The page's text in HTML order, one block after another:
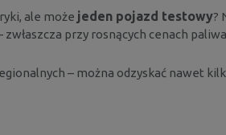
ale może jeden pojazd testowy?
przy rosnących cenach
– można odzyskać nawet